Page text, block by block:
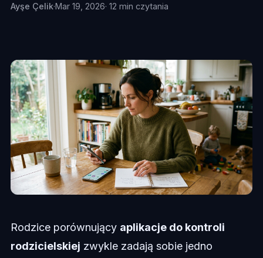
Ayşe Çelik·Mar 19, 2026· 12 min czytania
Rodzice porównujący aplikacje do kontroli
rodzicielskiej zwykle zadają sobie jedno